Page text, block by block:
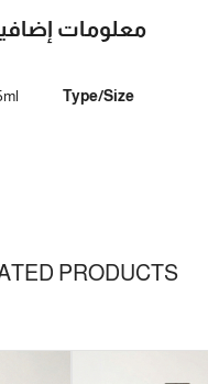
معلومات
Type/Size
PRODUCTS